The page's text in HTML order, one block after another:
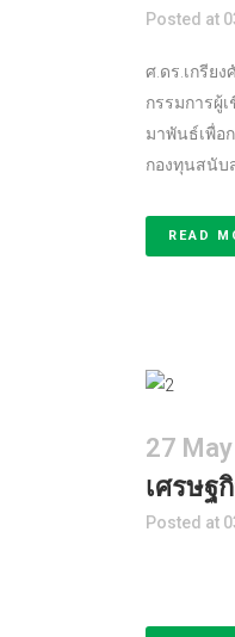
Posted at
ศ.ดร.เกรีย
กรรมการผู้
มาพันธ์เพื่อ
กองทุนสนับ
READ
27 May
เศรษฐ
Posted at